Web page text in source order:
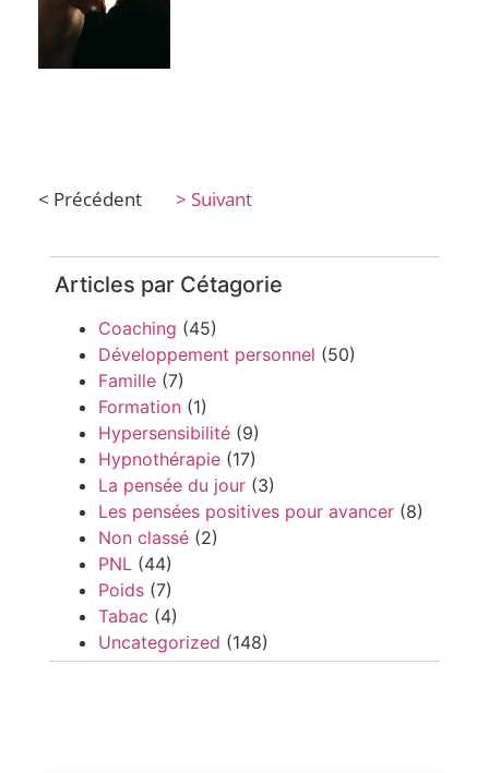
< Précédent > Suivant
Articles par Cétagorie
Coaching (45)
Développement personnel (50)
Famille (7)
Formation (1)
Hypersensibilité (9)
Hypnothérapie (17)
La pensée du jour (3)
Les pensées positives pour avancer (8)
Non classé (2)
PNL (44)
Poids (7)
Tabac (4)
Uncategorized (148)